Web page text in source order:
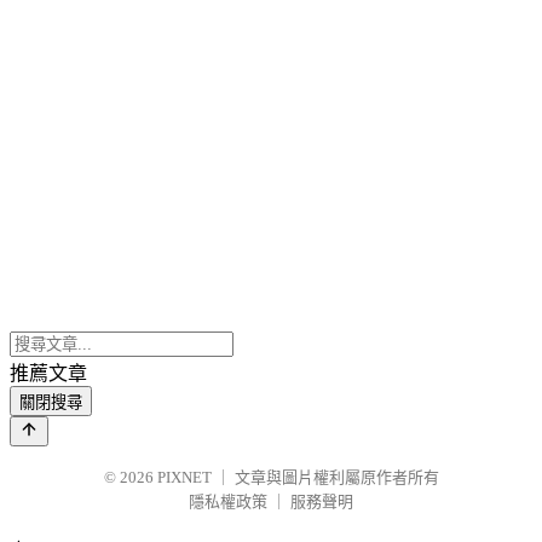
推薦文章
關閉搜尋
© 2026 PIXNET
文章與圖片權利屬原作者所有
隱私權政策
服務聲明